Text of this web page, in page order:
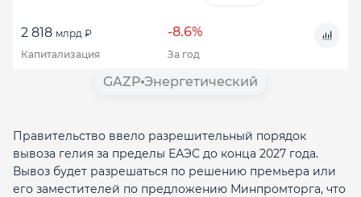
2 818 млрд ₽ -8.6%
Капитализация За год
GAZP Энергетический
Правительство ввело разрешительный порядок
вывоза гелия за пределы ЕАЭС до конца 2027 года.
Вывоз будет разрешаться по решению премьера или
его заместителей по предложению Минпромторга, что